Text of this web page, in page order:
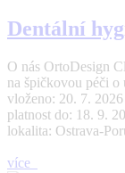
Dentální
O nás OrtoDesign
na špičkovou péči
vloženo: 20. 7. 2026
platnost do: 18. 9.
lokalita: Ostrava-
více